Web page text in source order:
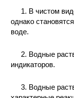
ФАКТОРЫ
ХИМИИ
И
1. В чистом
однако
воде.
2. Водные
индикаторов.
3. Водные